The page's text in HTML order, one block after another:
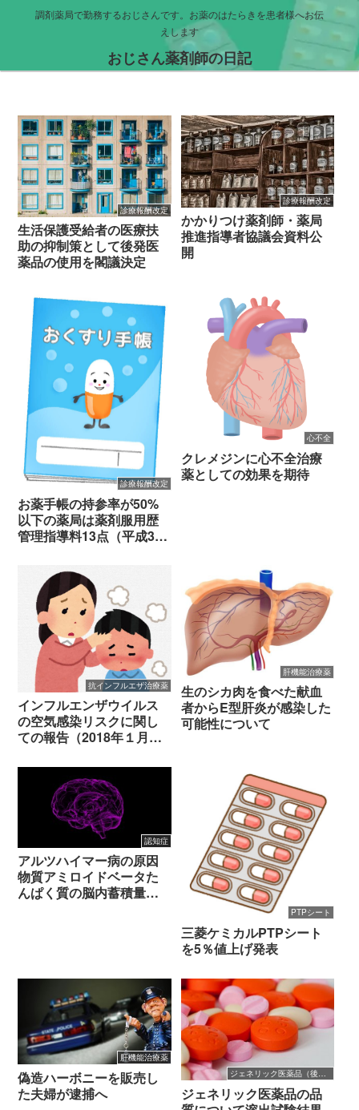
調剤薬局で勤務するおじさんです。お薬のはたらきを患者様へお伝
えします
おじさん薬剤師の日記
診療報酬改定
生活保護受給者の医療扶
助の抑制策として後発医
薬品の使用を閣議決定
診療報酬改定
かかりつけ薬剤師・薬局
推進指導者協議会資料公
開
診療報酬改定
お薬手帳の持参率が50%
以下の薬局は薬剤服用歴
管理指導料13点（平成30
心不全
クレメジンに心不全治療
薬としての効果を期待
抗インフルエザ治療薬
インフルエンザウイルス
の空気感染リスクに関し
ての報告（2018年１月１
肝機能治療薬
生のシカ肉を食べた献血
者からE型肝炎が感染した
可能性について
認知症
アルツハイマー病の原因
物質アミロイドベータた
んぱく質の脳内蓄積量を
PTPシート
三菱ケミカルPTPシート
を5％値上げ発表
肝機能治療薬
偽造ハーボニーを販売し
た夫婦が逮捕へ
ジェネリック医薬品（後発医薬品）
ジェネリック医薬品の品